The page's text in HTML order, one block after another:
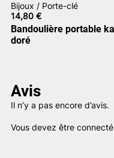
Bijoux / Porte-clé
14,80 €
Bandoulière portable
doré
Avis
Il n’y a pas encore d’avis.
Vous devez être connecté